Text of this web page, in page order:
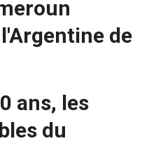
de
ans, les
du